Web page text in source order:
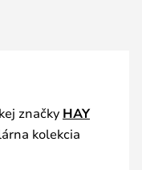
značky HAY
kolekcia